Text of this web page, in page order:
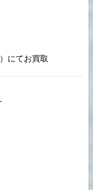
）にてお買取